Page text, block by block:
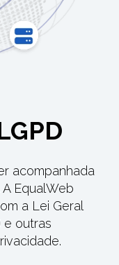
acompanhada
EqualWeb
a Lei Geral
e outras